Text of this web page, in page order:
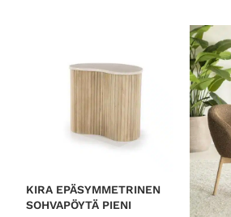
KIRA EPÄSYMMETRINEN
SOHVAPÖYTÄ PIENI